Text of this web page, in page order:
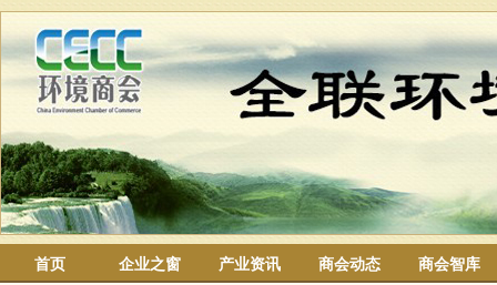
首页 企业之窗 产业资讯 商会动态 商会智库